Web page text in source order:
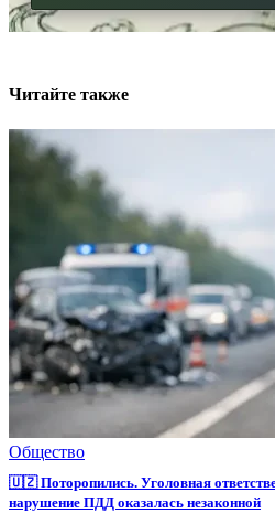
Читайте также
Общество
🇺🇿 Поторопились. Уголовная
нарушение ПДД оказалась незаконной